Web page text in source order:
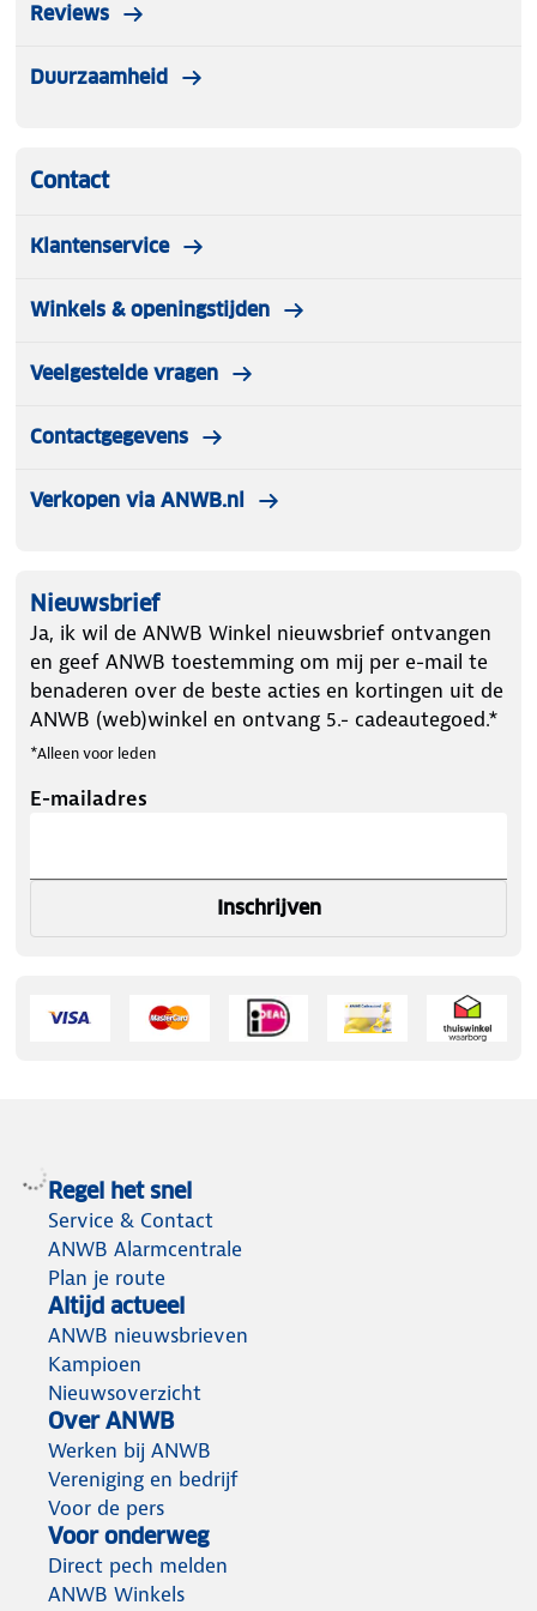
Reviews
Duurzaamheid
Contact
Klantenservice
Winkels & openingstijden
Veelgestelde vragen
Contactgegevens
Verkopen via ANWB.nl
Nieuwsbrief
Ja, ik wil de ANWB Winkel nieuwsbrief ontvangen
en geef ANWB toestemming om mij per e-mail te
benaderen over de beste acties en kortingen uit de
ANWB (web)winkel en ontvang 5.- cadeautegoed.*
*Alleen voor leden
E-mailadres
Inschrijven
Regel het snel
Service & Contact
ANWB Alarmcentrale
Plan je route
Altijd actueel
ANWB nieuwsbrieven
Kampioen
Nieuwsoverzicht
Over ANWB
Werken bij ANWB
Vereniging en bedrijf
Voor de pers
Voor onderweg
Direct pech melden
ANWB Winkels